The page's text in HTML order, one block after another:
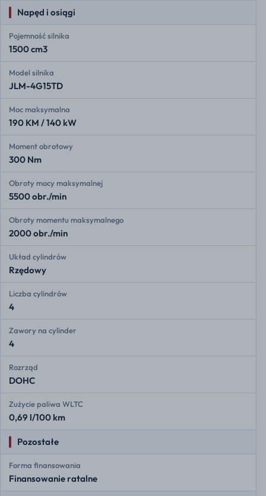
Napęd i osiągi
Pojemność silnika
1500 cm3
Model silnika
JLM-4G15TD
Moc maksymalna
190 KM / 140 kW
Moment obrotowy
300 Nm
Obroty mocy maksymalnej
5500 obr./min
Obroty momentu maksymalnego
2000 obr./min
Układ cylindrów
Rzędowy
Liczba cylindrów
4
Zawory na cylinder
4
Rozrząd
DOHC
Zużycie paliwa WLTC
0,69 l/100 km
Pozostałe
Forma finansowania
Finansowanie ratalne